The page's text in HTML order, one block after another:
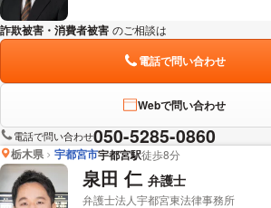
詐欺被害・消費者被害 のご相談は
電話で問い合わせ
Webで問い合わせ
電話で問い合わせ050-5285-0860
栃木県 宇都宮市宇都宮駅徒歩8分
泉田 仁 弁護士
弁護士法人宇都宮東法律事務所